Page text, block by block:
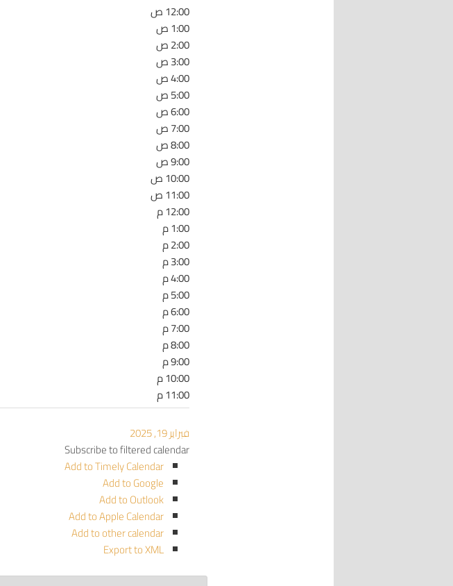
12:00 ص
1:00 ص
2:00 ص
3:00 ص
4:00 ص
5:00 ص
6:00 ص
7:00 ص
8:00 ص
9:00 ص
10:00 ص
11:00 ص
12:00 م
1:00 م
2:00 م
3:00 م
4:00 م
5:00 م
6:00 م
7:00 م
8:00 م
9:00 م
10:00 م
11:00 م
فبراير 19, 2025
Subscribe to filtered calendar
Add to Timely Calendar
Add to Google
Add to Outlook
Add to Apple Calendar
Add to other calendar
Export to XML